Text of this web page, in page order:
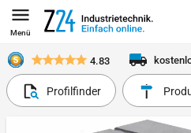
Menü
4.83
Profilfinder